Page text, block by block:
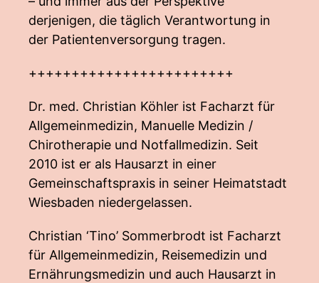
derjenigen, die täglich Verantwortung in
der Patientenversorgung tragen.
++++++++++++++++++++++++
Dr. med. Christian Köhler ist Facharzt für
Allgemeinmedizin, Manuelle Medizin /
Chirotherapie und Notfallmedizin. Seit
2010 ist er als Hausarzt in einer
Gemeinschaftspraxis in seiner Heimatstadt
Wiesbaden niedergelassen.
Christian ‘Tino’ Sommerbrodt ist Facharzt
für Allgemeinmedizin, Reisemedizin und
Ernährungsmedizin und auch Hausarzt in